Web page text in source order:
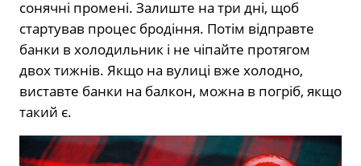
сонячні промені. Залиште на три дні, щоб
стартував процес бродіння. Потім відправте
банки в холодильник і не чіпайте протягом
двох тижнів. Якщо на вулиці вже холодно,
виставте банки на балкон, можна в погріб, якщо
такий є.